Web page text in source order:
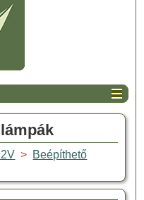
> Beépíthető